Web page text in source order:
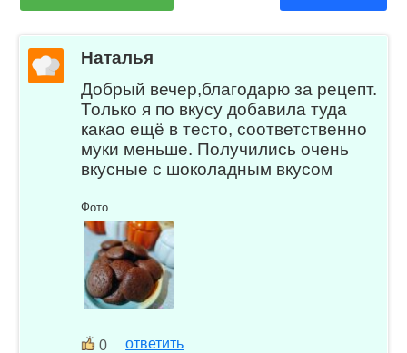
Наталья
Добрый вечер,благодарю за рецепт.
Только я по вкусу добавила туда
какао ещё в тесто, соответственно
муки меньше. Получились очень
вкусные с шоколадным вкусом
Фото
0 ответить